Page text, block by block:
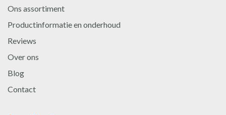
Ons assortiment
Productinformatie en onderhoud
Reviews
Over ons
Blog
Contact